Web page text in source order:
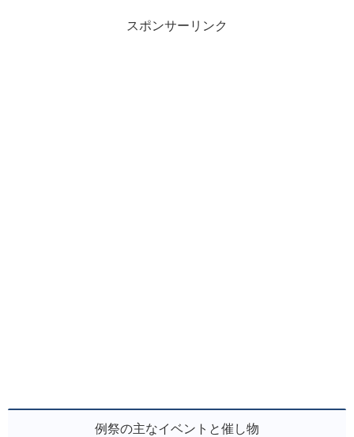
スポンサーリンク
例祭の主なイベントと催し物